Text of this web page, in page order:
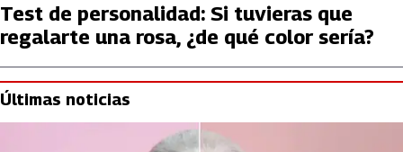
Test de personalidad: Si tuvieras que
regalarte una rosa, ¿de qué color sería?
Últimas noticias